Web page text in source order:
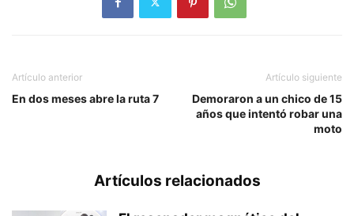
Artículo anterior
En dos meses abre la ruta 7
Artículo siguiente
Demoraron a un chico de 15
años que intentó robar una
moto
Artículos relacionados